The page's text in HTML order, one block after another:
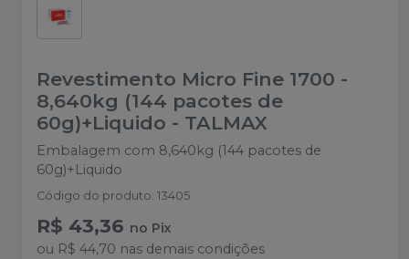
Revestimento Micro Fine 1700 -
8,640kg (144 pacotes de
60g)+Liquido - TALMAX
Embalagem com 8,640kg (144 pacotes de
60g)+Liquido
Código do produto: 13405
R$ 43,36 no Pix
ou R$ 44,70 nas demais condições